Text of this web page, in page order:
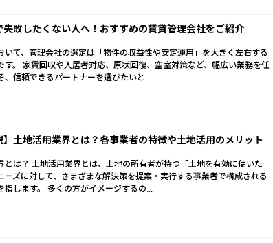
失敗したくない人へ！おすすめの賃貸管理会社をご紹介
いて、管理会社の選定は「物件の収益性や安定運用」を大きく左右する
す。 家賃回収や入居者対応、原状回復、空室対策など、幅広い業務を任
、信頼できるパートナーを選びたいと...
】土地活用業界とは？各事業者の特徴や土地活用のメリット
とは？ 土地活用業界とは、土地の所有者が持つ「土地を有効に使いた
ーズに対して、さまざまな解決策を提案・実行する事業者で構成される
指します。 多くの方がイメージするの...